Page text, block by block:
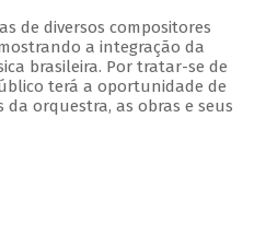
de diversos compositores
a integração da
brasileira. Por tratar-se de
terá a oportunidade de
orquestra, as obras e seus